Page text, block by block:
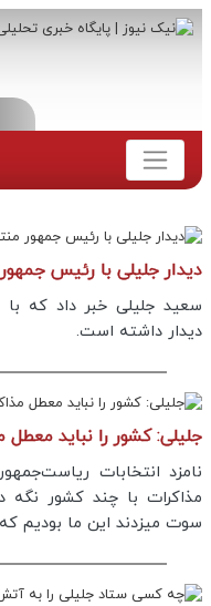
دیدار جلیلی با رئیس
سعید جلیلی خبر داد که
دیدار داشته است.
جلیلی: کشور را نباید
نامزد انتخابات
مذاکرات با چند کشور
سوت میزدند این ما بودیم که ۶ جلسه آن را نقد کردیم.